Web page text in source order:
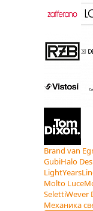
Brand van
GubiHalo
LightYears
Molto Luce
SelettiWever
Механика